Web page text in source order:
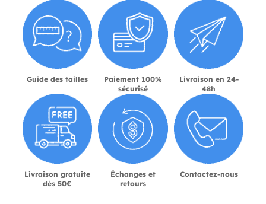
Guide des tailles
Paiement 100%
sécurisé
Livraison en 24-
48h
Livraison gratuite
dès 50€
Échanges et
retours
Contactez-nous